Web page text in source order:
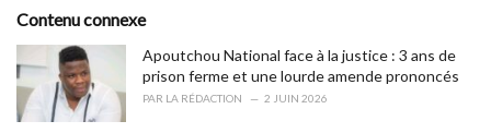
o
r
i
e
s
:
:Contenu connexe
Apoutchou National face à la justice : 3 ans de
prison ferme et une lourde amende prononcés
PAR LA RÉDACTION 2 JUIN 2026